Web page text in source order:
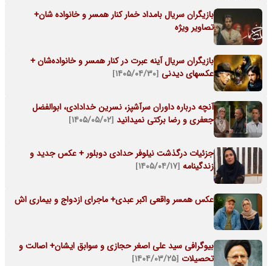
بازیگران سریال بامداد خمار کنار همسر و خانواده شان+
تصاویر ویژه
بازیگران سریال آینه عبرت در کنار همسر و خانواده‌شان +
عکسهای دیدنی [۱۴۰۵/۰۴/۳۰]
آنچه درباره داوران سرآشپز، نسرین خدادادی، ابوالفضل
جعفری و رضا برکتی نمیدانید [۱۴۰۵/۰۵/۰۲]
جزئیات درگذشت نیلوفر حدادی دوبلور + عکس جدید و
زندگینامه [۱۴۰۵/۰۴/۱۷]
عکس همسر واقعی اکبر عبدی+ ماجرای ازدواج و بیماری اش
بیوگرافی سید علی اصغر حجازی و سوابق ایشان+ اصالت و
تحصیلات [۱۴۰۴/۰۳/۲۵]